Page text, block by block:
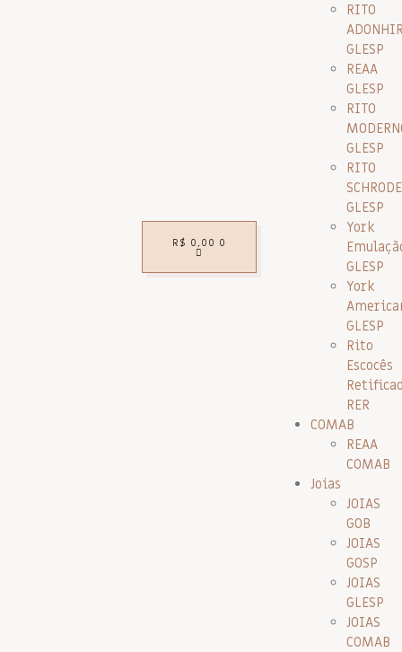
R$ 0,00 0
RITO
GLESP
REAA
GLESP
RITO
GLESP
RITO
GLESP
York
GLESP
York
GLESP
Rito
Escocês
RER
COMAB
REAA
COMAB
Joias
JOIAS
GOB
JOIAS
GOSP
JOIAS
GLESP
JOIAS
COMAB